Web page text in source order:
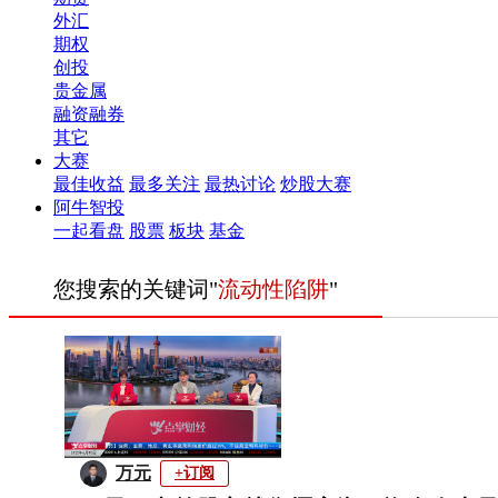
外汇
期权
创投
贵金属
融资融券
其它
大赛
最佳收益 最多关注 最热讨论 炒股大赛
阿牛智投
一起看盘 股票 板块 基金
您搜索的关键词"流动性陷阱"
万元 +订阅